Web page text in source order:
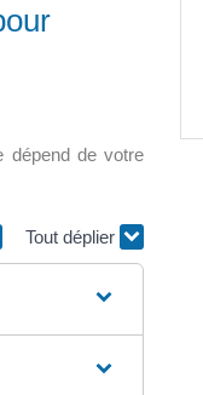
dépend de votre
Tout déplier
chasse –